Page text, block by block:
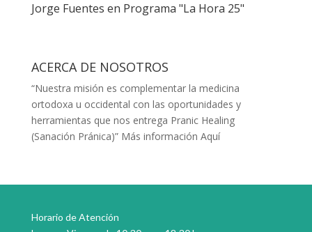
Jorge Fuentes en Programa "La Hora 25"
ACERCA DE NOSOTROS
“Nuestra misión es complementar la medicina
ortodoxa u occidental con las oportunidades y
herramientas que nos entrega Pranic Healing
(Sanación Pránica)” Más información Aquí
Horario de Atención